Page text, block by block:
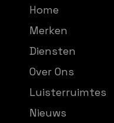
Home
Merken
Diensten
Over Ons
Luisterruimtes
Nieuws